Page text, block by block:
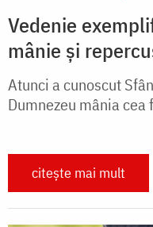
Vedenie
mânie și
Atunci a cunoscut
Dumnezeu mânia cea
citește mai mult